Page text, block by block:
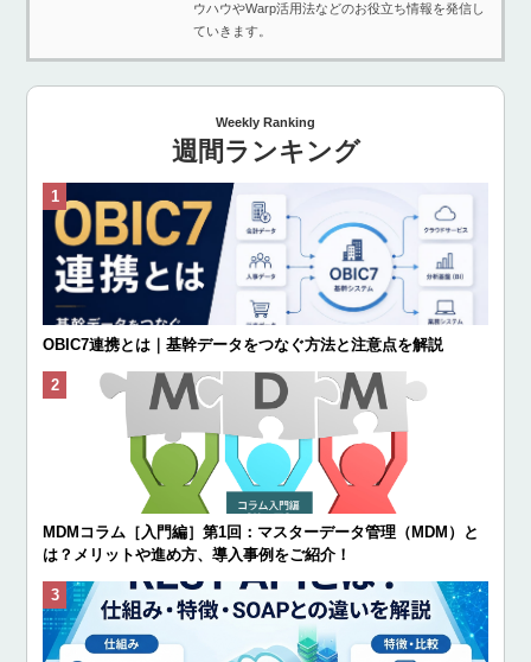
ウハウやWarp活用法などのお役立ち情報を発信し
ていきます。
Weekly Ranking
週間ランキング
OBIC7連携とは｜基幹データをつなぐ方法と注意点を解説
MDMコラム［入門編］第1回：マスターデータ管理（MDM）と
は？メリットや進め方、導入事例をご紹介！